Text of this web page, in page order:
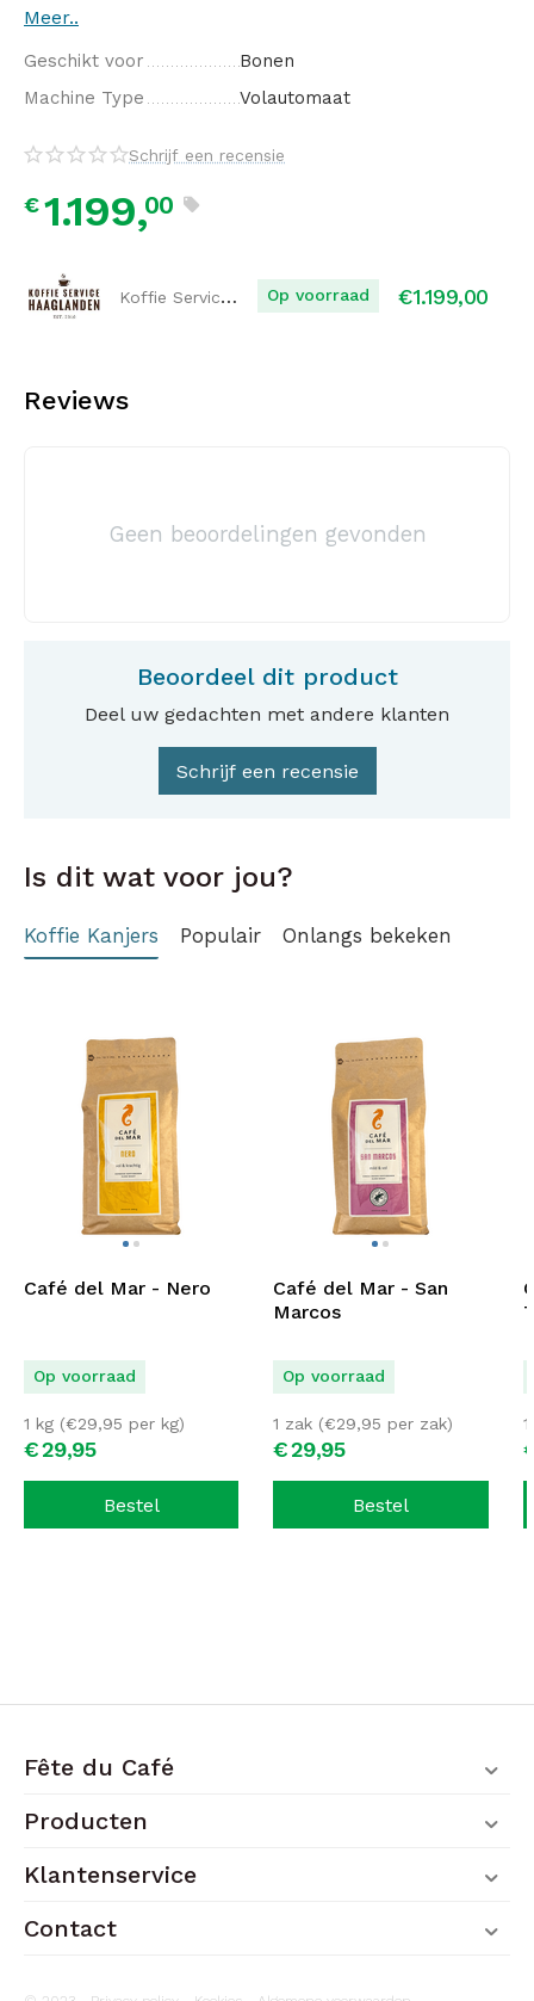
Meer..
Geschikt voor
Bonen
Machine Type
Volautomaat
Schrijf een recensie
€ 1.199,00
Koffie Service Haaglanden Op voorraad €1.199,00
Reviews
Geen beoordelingen gevonden
Beoordeel dit product
Deel uw gedachten met andere klanten
Schrijf een recensie
Is dit wat voor jou?
Koffie Kanjers Populair Onlangs bekeken
Café del Mar - Nero
Op voorraad
€29,95
1 kg (€29,95 per kg)
Bestel
Café del Mar - San
Marcos
Op voorraad
€29,95
1 zak (€29,95 per zak)
Bestel
Fête du Café
Producten
Klantenservice
Contact